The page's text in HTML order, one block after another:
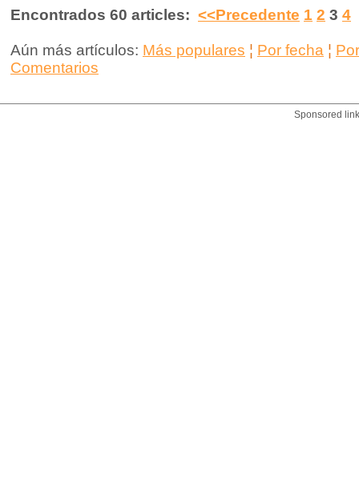
Encontrados 60 articles: <<Precedente 1 2 3 4
Aún más artículos: Más populares ¦ Por fecha ¦
Comentarios
Sponsored